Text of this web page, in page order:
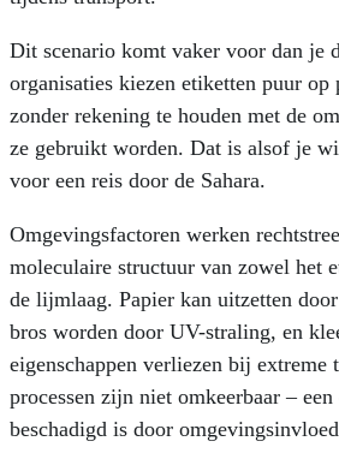
Dit scenario komt vaker voor dan je
organisaties kiezen etiketten puur
zonder rekening te houden met de
ze gebruikt worden. Dat is alsof je
voor een reis door de Sahara.
Omgevingsfactoren werken
moleculaire structuur van zowel het
de lijmlaag. Papier kan uitzetten
bros worden door UV-straling, en
eigenschappen verliezen bij extreme
processen zijn niet omkeerbaar –
beschadigd is door